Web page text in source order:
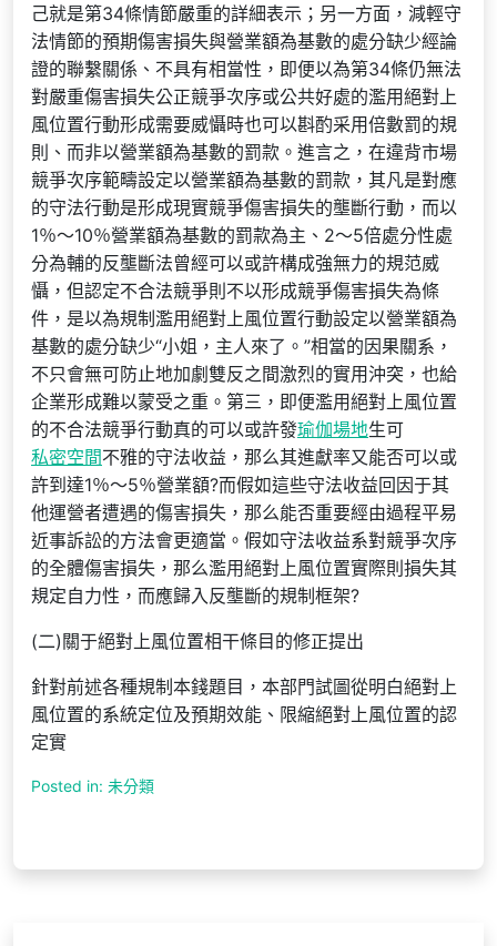
己就是第34條情節嚴重的詳細表示；另一方面，減輕守
法情節的預期傷害損失與營業額為基數的處分缺少經論
證的聯繫關係、不具有相當性，即便以為第34條仍無法
對嚴重傷害損失公正競爭次序或公共好處的濫用絕對上
風位置行動形成需要威懾時也可以斟酌采用倍數罰的規
則、而非以營業額為基數的罰款。進言之，在違背市場
競爭次序範疇設定以營業額為基數的罰款，其凡是對應
的守法行動是形成現實競爭傷害損失的壟斷行動，而以
1％～10％營業額為基數的罰款為主、2～5倍處分性處
分為輔的反壟斷法曾經可以或許構成強無力的規范威
懾，但認定不合法競爭則不以形成競爭傷害損失為條
件，是以為規制濫用絕對上風位置行動設定以營業額為
基數的處分缺少“小姐，主人來了。”相當的因果關系，
不只會無可防止地加劇雙反之間激烈的實用沖突，也給
企業形成難以蒙受之重。第三，即便濫用絕對上風位置
的不合法競爭行動真的可以或許發瑜伽場地生可
私密空間不雅的守法收益，那么其進獻率又能否可以或
許到達1％～5％營業額?而假如這些守法收益回因于其
他運營者遭遇的傷害損失，那么能否重要經由過程平易
近事訴訟的方法會更適當。假如守法收益系對競爭次序
的全體傷害損失，那么濫用絕對上風位置實際則損失其
規定自力性，而應歸入反壟斷的規制框架?
(二)關于絕對上風位置相干條目的修正提出
針對前述各種規制本錢題目，本部門試圖從明白絕對上
風位置的系統定位及預期效能、限縮絕對上風位置的認
定實
Posted in: 未分類